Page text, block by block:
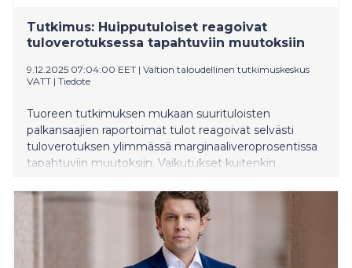
Tutkimus: Huipputuloiset reagoivat
tuloverotuksessa tapahtuviin muutoksiin
9.12.2025 07:04:00 EET | Valtion taloudellinen tutkimuskeskus
VATT | Tiedote
Tuoreen tutkimuksen mukaan suurituloisten
palkansaajien raportoimat tulot reagoivat selvästi
tuloverotuksen ylimmässä marginaaliveroprosentissa
tapahtuviin muutoksiin. Vaikutukset kuitenkin
tulojakauman huipulla olevia henkilöitä.